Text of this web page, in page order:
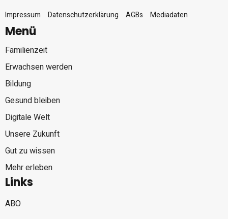
Impressum
Datenschutzerklärung AGBs Mediadaten
Menü
Familienzeit
Erwachsen werden
Bildung
Gesund bleiben
Digitale Welt
Unsere Zukunft
Gut zu wissen
Mehr erleben
Links
ABO